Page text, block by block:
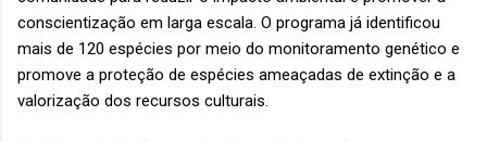
conscientização em larga escala. O programa já identificou
mais de 120 espécies por meio do monitoramento genético e
promove a proteção de espécies ameaçadas de extinção e a
valorização dos recursos culturais.